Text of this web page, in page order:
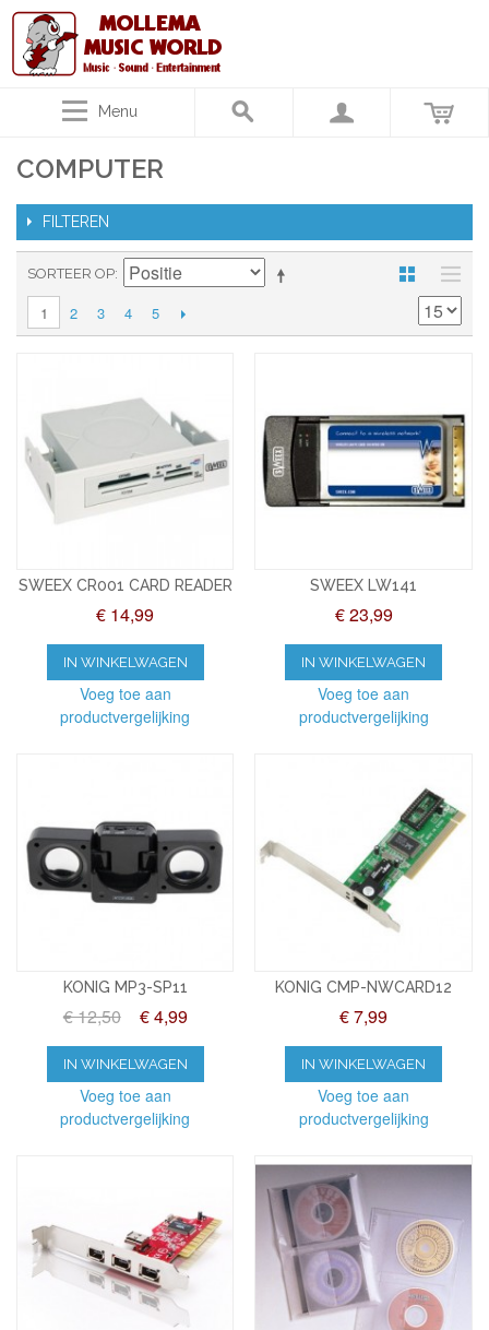
Menu
COMPUTER
FILTEREN
SORTEER OP
1 2 3 4 5
SWEEX CR001 CARD READER
€ 14,99
IN WINKELWAGEN
Voeg toe aan
productvergelijking
SWEEX LW141
€ 23,99
IN WINKELWAGEN
Voeg toe aan
productvergelijking
KONIG MP3-SP11
€ 12,50 € 4,99
IN WINKELWAGEN
Voeg toe aan
productvergelijking
KONIG CMP-NWCARD12
€ 7,99
IN WINKELWAGEN
Voeg toe aan
productvergelijking